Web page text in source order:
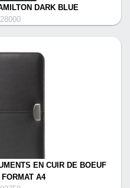
DARK BLUE
EN CUIR DE BOEUF
A4